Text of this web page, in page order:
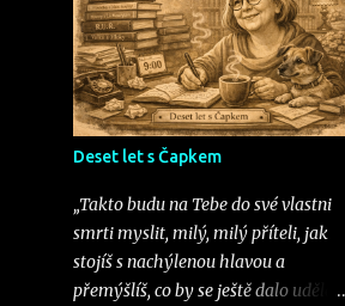
července
1
června
2
dubna
1
března
února
ledna
2024
Deset let s Čapkem
„Takto budu na Tebe do své vlastni
smrti myslit, milý, milý příteli, jak
stojíš s nachýlenou hlavou a
přemýšlíš, co by se ještě dalo udělat,